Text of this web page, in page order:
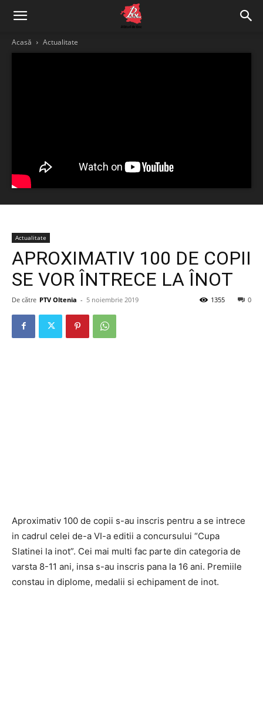
Acasă Actualitate
Actualitate
APROXIMATIV 100 DE COPII
SE VOR ÎNTRECE LA ÎNOT
De către PTV Oltenia - 5 noiembrie 2019 0
1355
Aproximativ 100 de copii s-au inscris pentru a se intrece
in cadrul celei de-a VI-a editii a concursului “Cupa
Slatinei la inot”. Cei mai multi fac parte din categoria de
varsta 8-11 ani, insa s-au inscris pana la 16 ani. Premiile
constau in diplome, medalii si echipament de inot.